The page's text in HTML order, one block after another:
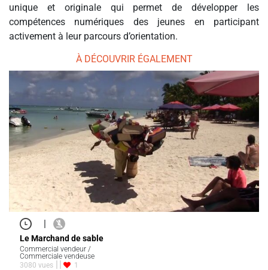
unique et originale qui permet de développer les
compétences numériques des jeunes en participant
activement à leur parcours d’orientation.
À DÉCOUVRIR ÉGALEMENT
|
Le Marchand de sable
Commercial vendeur /
Commerciale vendeuse
3080 vues
1